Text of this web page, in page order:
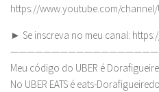
https://www.youtube.com/channel/
► Se inscreva no meu canal:
Meu código do UBER é
No UBER EATS é eats-Dorafigueiredo